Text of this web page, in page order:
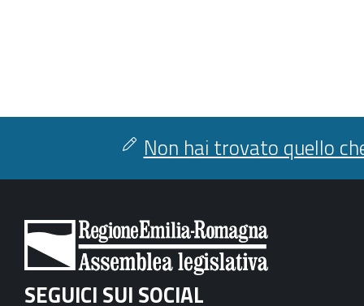
Non hai trovato quello
SEGUICI SUI SOCIAL